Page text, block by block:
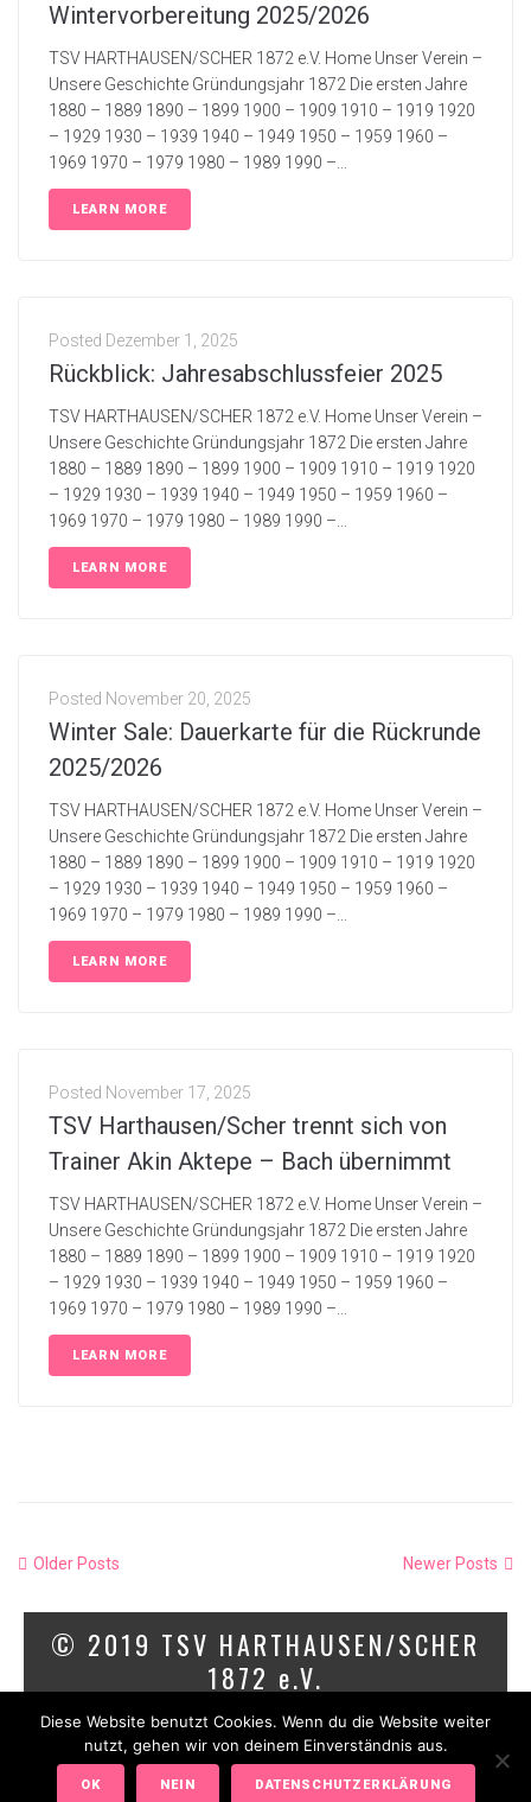
Wintervorbereitung 2025/2026
TSV HARTHAUSEN/SCHER 1872 e.V. Home Unser Verein –
Unsere Geschichte Gründungsjahr 1872 Die ersten Jahre
1880 – 1889 1890 – 1899 1900 – 1909 1910 – 1919 1920
– 1929 1930 – 1939 1940 – 1949 1950 – 1959 1960 –
1969 1970 – 1979 1980 – 1989 1990 –...
LEARN MORE
Posted Dezember 1, 2025
Rückblick: Jahresabschlussfeier 2025
TSV HARTHAUSEN/SCHER 1872 e.V. Home Unser Verein –
Unsere Geschichte Gründungsjahr 1872 Die ersten Jahre
1880 – 1889 1890 – 1899 1900 – 1909 1910 – 1919 1920
– 1929 1930 – 1939 1940 – 1949 1950 – 1959 1960 –
1969 1970 – 1979 1980 – 1989 1990 –...
LEARN MORE
Posted November 20, 2025
Winter Sale: Dauerkarte für die Rückrunde
2025/2026
TSV HARTHAUSEN/SCHER 1872 e.V. Home Unser Verein –
Unsere Geschichte Gründungsjahr 1872 Die ersten Jahre
1880 – 1889 1890 – 1899 1900 – 1909 1910 – 1919 1920
– 1929 1930 – 1939 1940 – 1949 1950 – 1959 1960 –
1969 1970 – 1979 1980 – 1989 1990 –...
LEARN MORE
Posted November 17, 2025
TSV Harthausen/Scher trennt sich von
Trainer Akin Aktepe – Bach übernimmt
TSV HARTHAUSEN/SCHER 1872 e.V. Home Unser Verein –
Unsere Geschichte Gründungsjahr 1872 Die ersten Jahre
1880 – 1889 1890 – 1899 1900 – 1909 1910 – 1919 1920
– 1929 1930 – 1939 1940 – 1949 1950 – 1959 1960 –
1969 1970 – 1979 1980 – 1989 1990 –...
LEARN MORE
Older Posts Newer Posts
© 2019 TSV HARTHAUSEN/SCHER
1872 e.V.
IMPRESSUM DATENSCHUTZ
Diese Website benutzt Cookies. Wenn du die Website weiter
nutzt, gehen wir von deinem Einverständnis aus.
OK NEIN DATENSCHUTZERKLÄRUNG